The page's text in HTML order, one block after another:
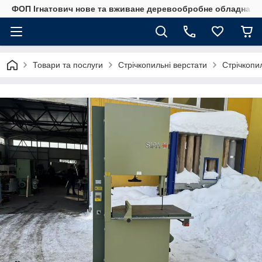
ФОП Ігнатович нове та вживане деревообробне
Товари та послуги Стрічкопильні верстати